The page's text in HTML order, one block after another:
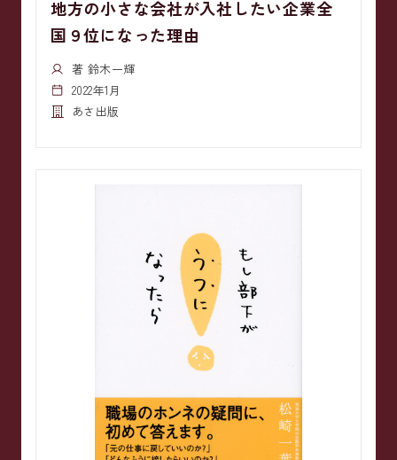
地方の小さな会社が入社したい企業全
国９位になった理由
著 鈴木一輝
2022年1月
あさ出版